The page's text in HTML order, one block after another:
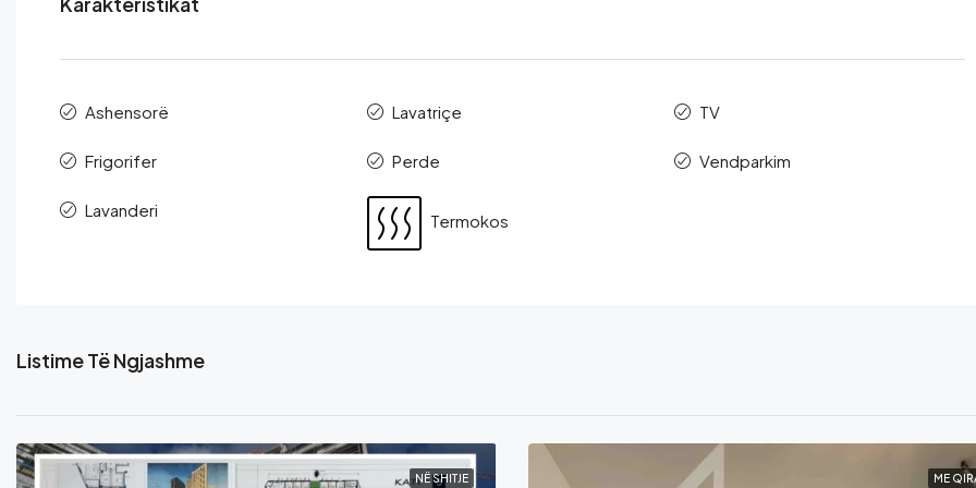
Ashensorë
Frigorifer
Lavanderi
Lavatriçe
Perde
Termokos
TV
Vendparkim
Listime Të Ngjashme
NË SHITJE ME